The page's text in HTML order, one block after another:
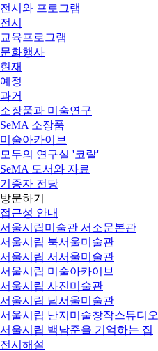
전시와 프로그램
전시
교육프로그램
문화행사
현재
예정
과거
소장품과 미술연구
SeMA 소장품
미술아카이브
모두의 연구실 '코랄'
SeMA 도서와 자료
기증자 전당
방문하기
접근성 안내
서울시립미술관 서소문본관
서울시립 북서울미술관
서울시립 서서울미술관
서울시립 미술아카이브
서울시립 사진미술관
서울시립 남서울미술관
서울시립 난지미술창작스튜디오
서울시립 백남준을 기억하는 집
전시해설